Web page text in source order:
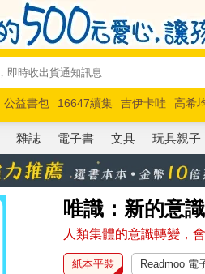
公益書包 16647續集 吉伊卡哇 高希
馬斯克 玩具總動員5 超慢跑
雜誌 電子書 文具 玩具親子
唯識：新的意
人類集體的意識轉變，
紙本平裝 Readmoo 電